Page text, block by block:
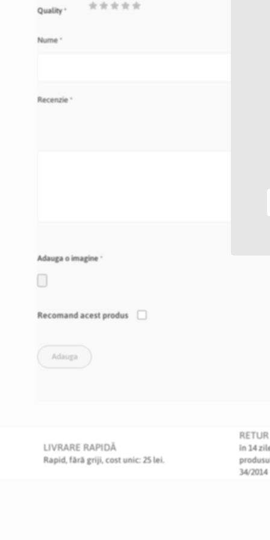
Quality
1
2
3
4
Nume
Recenzie
Adauga o imagine
Recomand acest produs
Adauga
LIVRARE RAPIDĂ
Rapid, fără griji, cost unic: 25 lei.
în 14
34/2014